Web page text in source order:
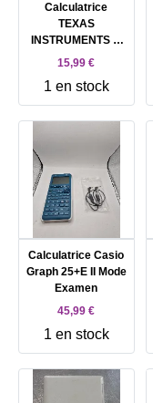
Calculatrice
TEXAS
INSTRUMENTS TI
83 PLUS
15,99 €
1 en stock
Calculatrice Casio
Graph 25+E II Mode
Examen
45,99 €
1 en stock